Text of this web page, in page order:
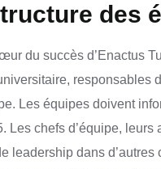
des
du succès d’Enactus
responsables
Les équipes doivent
Les chefs d’équipe,
leadership dans